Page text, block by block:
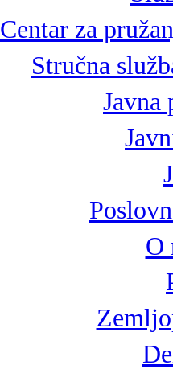
Centar za
Stručna
Javna
O